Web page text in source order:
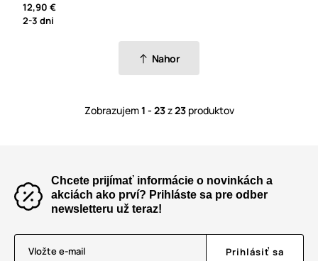
12,90 €
2-3 dni
Nahor
Zobrazujem1 - 23z23produktov
Chcete prijímať informácie o novinkách a
akciách ako prví? Prihláste sa pre odber
newsletteru už teraz!
Vložte e-mail Prihlásiť sa